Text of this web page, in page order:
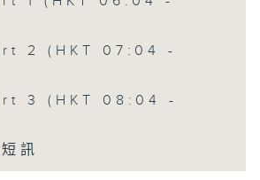
2 (HKT 07:04 -
3 (HKT 08:04 -
訊